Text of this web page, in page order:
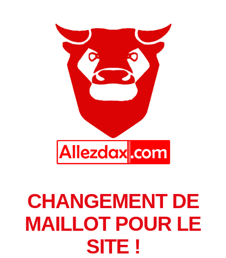
CHANGEMENT DE
MAILLOT POUR LE
SITE !